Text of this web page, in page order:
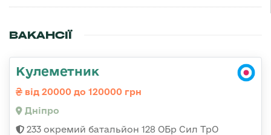
ВАКАНСІЇ
Кулеметник
від 20000 до 120000 грн
Дніпро
233 окремий батальйон 128 ОБр Сил ТрО